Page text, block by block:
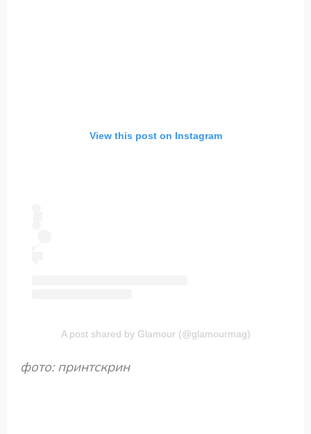
View this post on Instagram
A post shared by Glamour (@glamourmag)
фото: принтскрин